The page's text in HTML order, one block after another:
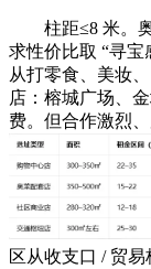
柱距≤8 米。奥
求性价比取 “寻宝
从打零食、美妆
店：榕城广场、
费。但合作激烈
区从收支口 / 贸